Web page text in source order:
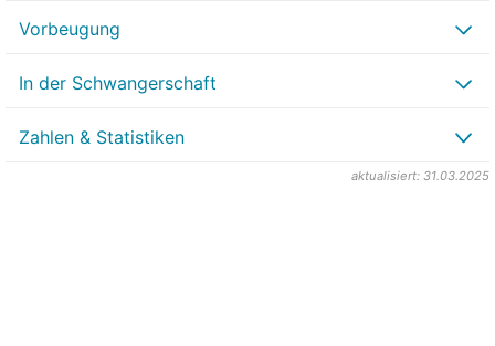
Vorbeugung
In der Schwangerschaft
Zahlen & Statistiken
aktualisiert: 31.03.2025